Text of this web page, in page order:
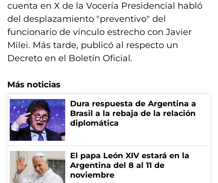
cuenta en X de la Vocería Presidencial habló
del desplazamiento "preventivo" del
funcionario de vínculo estrecho con Javier
Milei. Más tarde, publicó al respecto un
Decreto en el Boletín Oficial.
Más noticias
Dura respuesta de Argentina a
Brasil a la rebaja de la relación
diplomática
El papa León XIV estará en la
Argentina del 8 al 11 de
noviembre